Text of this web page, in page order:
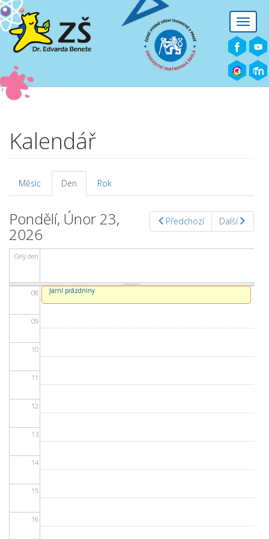
Přejít k hlavnímu obsahu
Toggle
Kalendář
Hlavní záložky
Měsíc Den (aktivní
záložka)
Rok
Předchozí Další
Pondělí, Únor 23,
2026
Celý den
Před 01
03
04
06
08
09
10
11
12
13
14
15
16
Jarní prázdniny